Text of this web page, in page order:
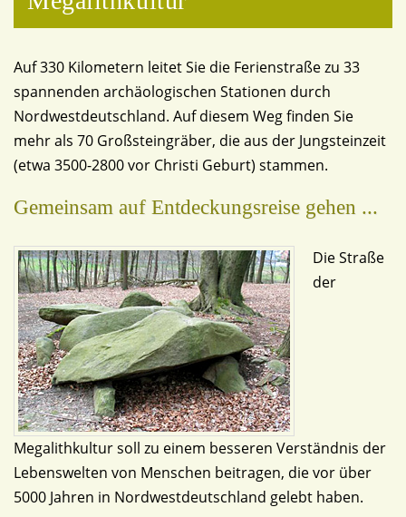
Auf 330 Kilometern leitet Sie die Ferienstraße zu 33
spannenden archäologischen Stationen durch
Nordwestdeutschland. Auf diesem Weg finden Sie
mehr als 70 Großsteingräber, die aus der Jungsteinzeit
(etwa 3500-2800 vor Christi Geburt) stammen.
Gemeinsam auf Entdeckungsreise gehen ...
Die Straße
der
Megalithkultur soll zu einem besseren Verständnis der
Lebenswelten von Menschen beitragen, die vor über
5000 Jahren in Nordwestdeutschland gelebt haben.